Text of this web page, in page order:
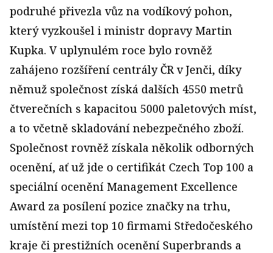
podruhé přivezla vůz na vodíkový pohon,
který vyzkoušel i ministr dopravy Martin
Kupka. V uplynulém roce bylo rovněž
zahájeno rozšíření centrály ČR v Jenči, díky
němuž společnost získá dalších 4550 metrů
čtverečních s kapacitou 5000 paletových míst,
a to včetně skladování nebezpečného zboží.
Společnost rovněž získala několik odborných
ocenění, ať už jde o certifikát Czech Top 100 a
speciální ocenění Management Excellence
Award za posílení pozice značky na trhu,
umístění mezi top 10 firmami Středočeského
kraje či prestižních ocenění Superbrands a